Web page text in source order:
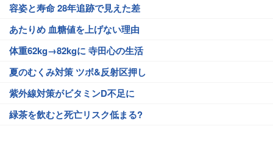
容姿と寿命 28年追跡で見えた差
あたりめ 血糖値を上げない理由
体重62kg→82kgに 寺田心の生活
夏のむくみ対策 ツボ&反射区押し
紫外線対策がビタミンD不足に
緑茶を飲むと死亡リスク低まる?